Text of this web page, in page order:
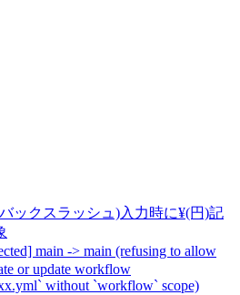
ックスラッシュ)入力時に¥(円)記
main -> main (refusing to allow
or update workflow
without `workflow` scope)